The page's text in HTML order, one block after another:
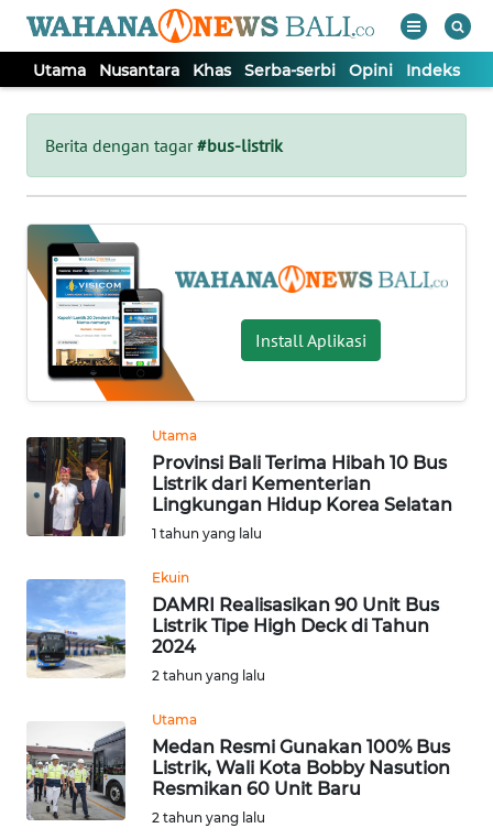
Utama Nusantara Khas Serba-serbi Opini Indeks
Berita dengan tagar#bus-listrik
Install Aplikasi
Utama
Provinsi Bali Terima Hibah 10 Bus
Listrik dari Kementerian
Lingkungan Hidup Korea Selatan
1 tahun yang lalu
Ekuin
DAMRI Realisasikan 90 Unit Bus
Listrik Tipe High Deck di Tahun
2024
2 tahun yang lalu
Utama
Medan Resmi Gunakan 100% Bus
Listrik, Wali Kota Bobby Nasution
Resmikan 60 Unit Baru
2 tahun yang lalu
Tutup
UTAMA
NUSANTARA
KHAS
SERBA-
SERBI
OPINI
Informasi
INDEKS
BERITA
KONTAK
KAMI
IKLAN
TENTANG